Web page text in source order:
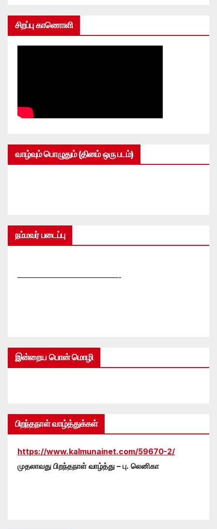
சிறப்பு காணொளி
வாழ்வும் பொழுதும் (தினம் ஒரு படம்)
நம்மவர் படைப்பு
—————————————-
இன்றைய பொன் மொழி
பிறந்தநாள் வாழ்த்துக்கள்
https://www.kalmunainet.com/59670-2/
முதலாவது பிறந்தநாள் வாழ்த்து – பு. லெனிகா